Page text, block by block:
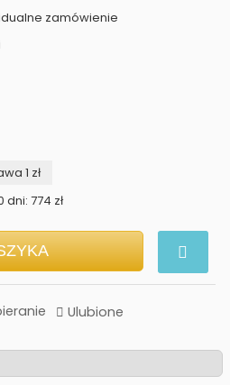
zamówienie
1 zł
774 zł
Ulubione